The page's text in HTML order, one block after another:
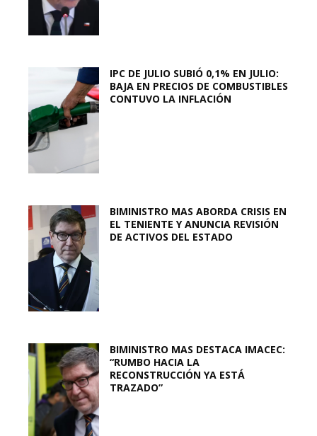
IPC DE JULIO SUBIÓ 0,1% EN JULIO:
BAJA EN PRECIOS DE COMBUSTIBLES
CONTUVO LA INFLACIÓN
BIMINISTRO MAS ABORDA CRISIS EN
EL TENIENTE Y ANUNCIA REVISIÓN
DE ACTIVOS DEL ESTADO
BIMINISTRO MAS DESTACA IMACEC:
“RUMBO HACIA LA
RECONSTRUCCIÓN YA ESTÁ
TRAZADO”